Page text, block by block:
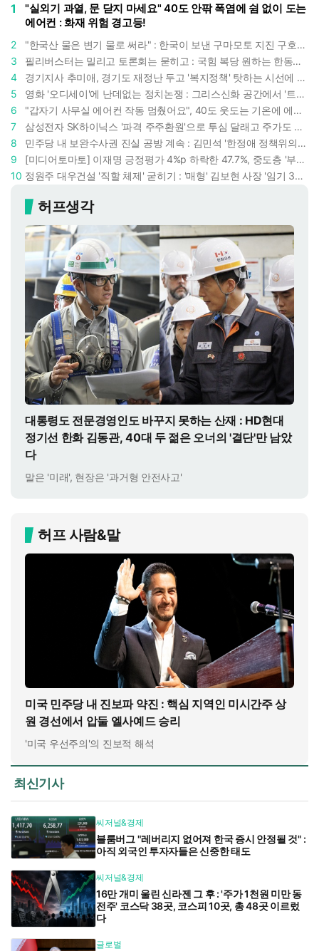
1
"실외기 과열, 문 닫지 마세요" 40도 안팎 폭염에 쉼 없이 도는
에어컨 : 화재 위험 경고등!
2
"한국산 물은 변기 물로 써라" : 한국이 보낸 구마모토 지진 구호품에 한 일본인의 '어처구니 없는' 반응
3
필리버스터는 밀리고 토론회는 묻히고 : 국힘 복당 원하는 한동훈, '검사 정치'의 한계만 드러내나
4
경기지사 추미애, 경기도 재정난 두고 '복지정책' 탓하는 시선에 정면 반박 : "고령자와 아이 인구 급증"
5
영화 '오디세이'에 난데없는 정치논쟁 : 그리스신화 공간에서 '트럼프 전쟁의 참혹함'이 보인다
6
"갑자기 사무실 에어컨 작동 멈췄어요", 40도 웃도는 기온에 에어컨도 숨이 찬다
7
삼성전자 SK하이닉스 '파격 주주환원'으로 투심 달래고 주가도 받칠까, 100조 넘는 추가 배당 재원에 쏠리는 눈
8
민주당 내 보완수사권 진실 공방 계속 : 김민석 '한정애 정책위의장' 발언 근거로 내세우자 사무총장 지낸 조승래 반박
9
[미디어토마토] 이재명 긍정평가 4%p 하락한 47.7%, 중도층 '부정 49.7% vs 긍정 42.9%'
10
정원주 대우건설 '직할 체제' 굳히기 : '매형' 김보현 사장 '임기 3년' 받고 4개월 만에 물러났다
허프생각
대통령도 전문경영인도 바꾸지 못하는 산재 : HD현대
정기선 한화 김동관, 40대 두 젊은 오너의 '결단'만 남았
다
말은 '미래', 현장은 '과거형 안전사고'
허프 사람&말
미국 민주당 내 진보파 약진 : 핵심 지역인 미시간주 상
원 경선에서 압둘 엘사예드 승리
'미국 우선주의'의 진보적 해석
최신기사
씨저널&경제
블룸버그 "레버리지 없어져 한국 증시 안정될 것" :
아직 외국인 투자자들은 신중한 태도
씨저널&경제
16만 개미 울린 신라젠 그 후 : '주가 1천원 미만 동
전주' 코스닥 38곳, 코스피 10곳, 총 48곳 이르렀
다
글로벌